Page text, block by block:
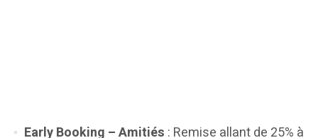
Early Booking – Amitiés : Remise allant de 25% à